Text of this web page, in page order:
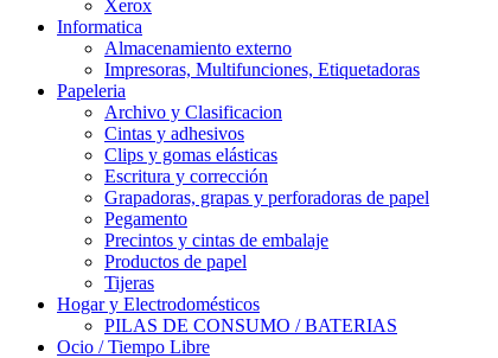
Xerox
Informatica
Almacenamiento externo
Impresoras, Multifunciones, Etiquetadoras
Papeleria
Archivo y Clasificacion
Cintas y adhesivos
Clips y gomas elásticas
Escritura y corrección
Grapadoras, grapas y perforadoras de papel
Pegamento
Precintos y cintas de embalaje
Productos de papel
Tijeras
Hogar y Electrodomésticos
PILAS DE CONSUMO / BATERIAS
Ocio / Tiempo Libre